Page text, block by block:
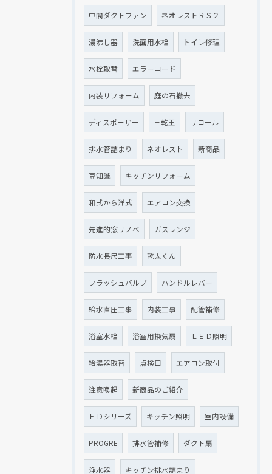
中間ダクトファン ネオレストＲＳ２
湯沸し器 洗面用水栓 トイレ修理
水栓取替 エラーコード
内装リフォーム 庭の石撤去
ディスポーザー 三乾王 リコール
排水管詰まり ネオレスト 新商品
豆知識 キッチンリフォーム
和式から洋式 エアコン交換
先進的窓リノベ ガスレンジ
防水長尺工事 乾太くん
フラッシュバルブ ハンドルレバー
給水直圧工事 内装工事 配管補修
浴室水栓 浴室用換気扇 ＬＥＤ照明
給湯器取替 点検口 エアコン取付
注意喚起 新商品のご紹介
ＦＤシリーズ キッチン照明 室内設備
PROGRE 排水管補修 ダクト扇
浄水器 キッチン排水詰まり